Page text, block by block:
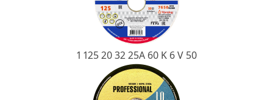
1 125 20 32 25А 60 K 6 V 50